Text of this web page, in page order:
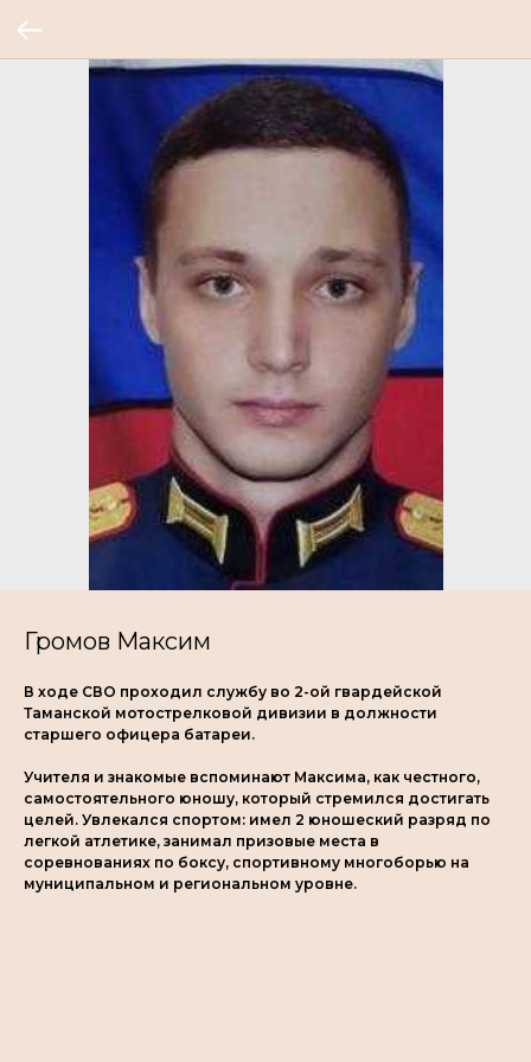
Громов Максим
В ходе СВО проходил службу во 2-ой гвардейской
Таманской мотострелковой дивизии в должности
старшего офицера батареи.
Учителя и знакомые вспоминают Максима, как честного,
самостоятельного юношу, который стремился достигать
целей. Увлекался спортом: имел 2 юношеский разряд по
легкой атлетике, занимал призовые места в
соревнованиях по боксу, спортивному многоборью на
муниципальном и региональном уровне.